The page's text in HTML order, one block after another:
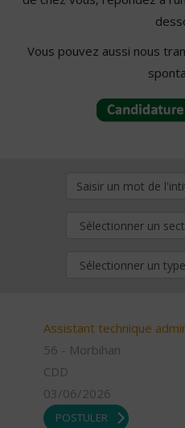
Vous pouvez aussi nous
Assistant technique
56 - Morbihan
CDD
03/06/2026
POSTULER